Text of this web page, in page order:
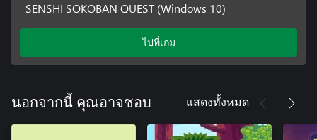
SENSHI SOKOBAN QUEST (Windows 10)
ไปที่เกม
นอกจากนี้ คุณอาจชอบ แสดงทั้งหมด